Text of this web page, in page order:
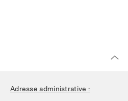
Adresse administrative :